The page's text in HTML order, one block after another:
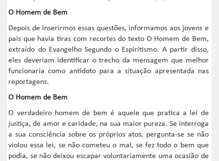
O Homem de Bem
Depois de inserirmos essas questões, informamos aos jovens e
pais que havia tiras com recortes do texto O Homem de Bem,
extraído do Evangelho Segundo o Espiritismo. A partir disso,
eles deveriam identificar o trecho da mensagem que melhor
funcionaria como antídoto para a situação apresentada nas
reportagens.
O Homem de Bem
O verdadeiro homem de bem é aquele que pratica a lei de
justiça, de amor e caridade, na sua maior pureza. Se interroga
a sua consciência sobre os próprios atos, pergunta-se se não
violou essa lei, se não cometeu o mal, se fez todo o bem que
podia, se não deixou escapar voluntariamente uma ocasião de